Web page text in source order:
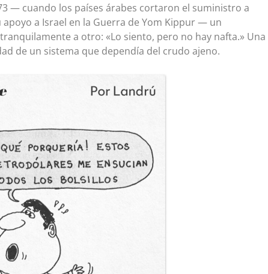
— cuando los países árabes cortaron el suministro a
a Israel en la Guerra de Yom Kippur — un
a otro: «Lo siento, pero no hay nafta.» Una
de un sistema que dependía del crudo ajeno.